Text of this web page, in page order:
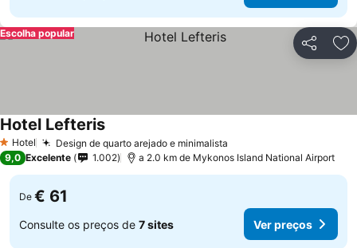
Partilhar
Escolha popular
1 Estrelas
Hotel Design de quarto arejado e minimalista
Hotel Lefteris
9,0 Excelente 1.002 a 2.0 km de Mykonos Island National Airport
De € 61
Consulte os preços de 7 sites Ver preços